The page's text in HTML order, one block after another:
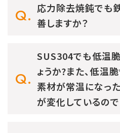
応力除去焼鈍でも
善しますか？
SUS304でも低温
ょうか?また、低温
素材が常温になっ
が変化しているので